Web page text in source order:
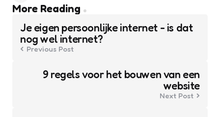
More Reading
Post
navigation
Je eigen persoonlijke internet - is dat
nog wel internet?
Previous Post
9 regels voor het bouwen van een
website
Next Post